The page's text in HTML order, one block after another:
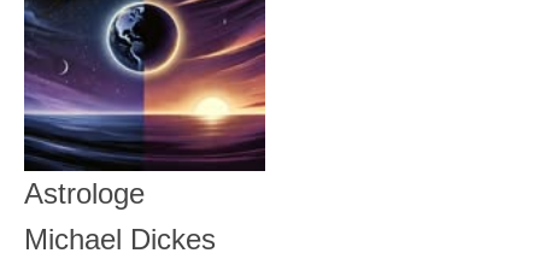
Astrologe
Michael Dickes